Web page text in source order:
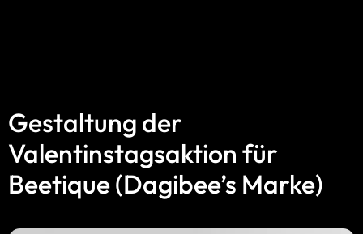
Gestaltung der
Valentinstagsaktion für
Beetique (Dagibee’s Marke)